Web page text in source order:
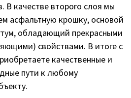
В качестве второго слоя мы
асфальтную крошку, основой
обладающий прекрасными
свойствами. В итоге с
качественные и
пути к любому